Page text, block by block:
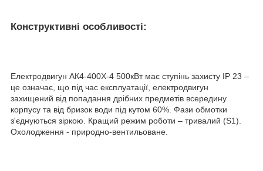
Конструктивні особливості:
Електродвигун АК4-400X-4 500кВт має ступінь захисту IP 23 –
це означає, що під час експлуатації, електродвигун
захищений від попадання дрібних предметів всередину
корпусу та від бризок води під кутом 60%. Фази обмотки
з'єднуються зіркою. Кращий режим роботи – тривалий (S1).
Охолодження - природно-вентильоване.